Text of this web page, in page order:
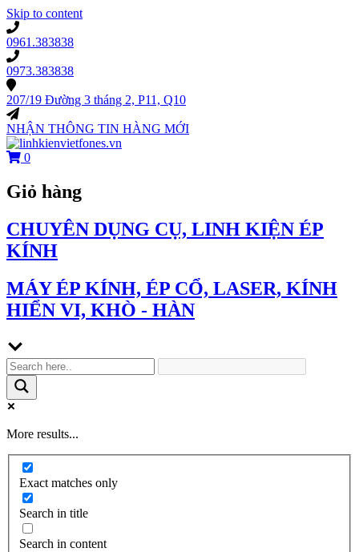
Skip to content
0961.383838
0973.383838
207/19 Đường 3 tháng 2, P11, Q10
NHẬN THÔNG TIN HÀNG MỚI
0
Giỏ hàng
CHUYÊN DỤNG CỤ, LINH KIỆN ÉP
KÍNH
MÁY ÉP KÍNH, ÉP CỔ, LASER, KÍNH
HIỂN VI, KHÒ - HÀN
More results...
Exact matches only
Search in title
Search in content